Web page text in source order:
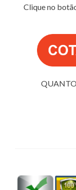
Clique no
QUANTO